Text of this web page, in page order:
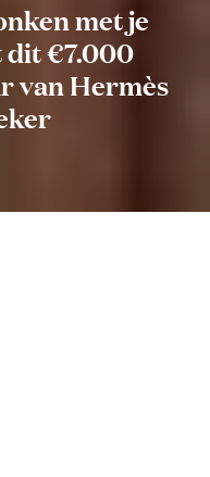
met je
€7.000
van Hermès